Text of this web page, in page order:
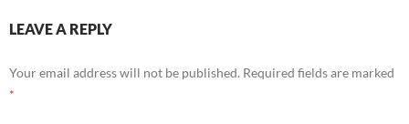
LEAVE A REPLY
Your email address will not be published. Required fields are marked
*